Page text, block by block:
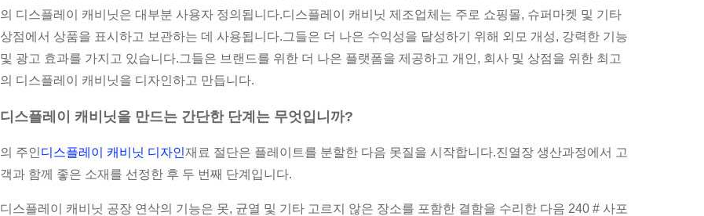
의 디스플레이 캐비닛은 대부분 사용자 정의됩니다.디스플레이 캐비닛 제조업체는 주로 쇼핑몰, 슈퍼마켓 및 기타
상점에서 상품을 표시하고 보관하는 데 사용됩니다.그들은 더 나은 수익성을 달성하기 위해 외모 개성, 강력한 기능
및 광고 효과를 가지고 있습니다.그들은 브랜드를 위한 더 나은 플랫폼을 제공하고 개인, 회사 및 상점을 위한 최고
의 디스플레이 캐비닛을 디자인하고 만듭니다.
디스플레이 캐비닛을 만드는 간단한 단계는 무엇입니까?
의 주인 디스플레이 캐비닛 디자인재료 절단은 플레이트를 분할한 다음 못질을 시작합니다.진열장 생산과정에서 고
객과 함께 좋은 소재를 선정한 후 두 번째 단계입니다.
디스플레이 캐비닛 공장 연삭의 기능은 못, 균열 및 기타 고르지 않은 장소를 포함한 결함을 수리한 다음 240 # 사포